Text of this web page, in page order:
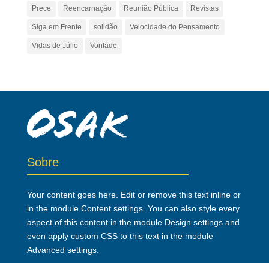
Prece Reencarnação Reunião Pública Revistas
Siga em Frente solidão Velocidade do Pensamento
Vidas de Júlio Vontade
Sobre
Your content goes here. Edit or remove this text inline or
in the module Content settings. You can also style every
aspect of this content in the module Design settings and
even apply custom CSS to this text in the module
Advanced settings.